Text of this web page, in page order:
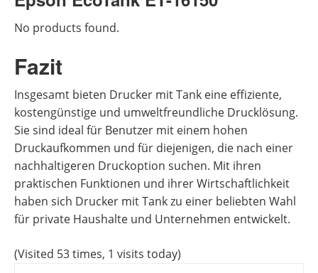
No products found.
Fazit
Insgesamt bieten Drucker mit Tank eine effiziente,
kostengünstige und umweltfreundliche Drucklösung.
Sie sind ideal für Benutzer mit einem hohen
Druckaufkommen und für diejenigen, die nach einer
nachhaltigeren Druckoption suchen. Mit ihren
praktischen Funktionen und ihrer Wirtschaftlichkeit
haben sich Drucker mit Tank zu einer beliebten Wahl
für private Haushalte und Unternehmen entwickelt.
(Visited 53 times, 1 visits today)